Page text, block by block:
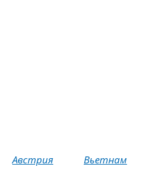
Австрия Вьетнам